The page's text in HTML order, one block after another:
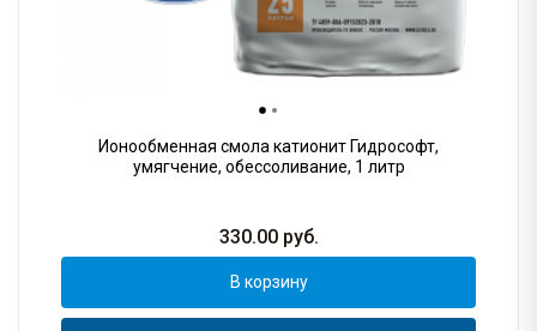
Ионообменная смола катионит Гидрософт,
умягчение, обессоливание, 1 литр
330.00руб.
В корзину